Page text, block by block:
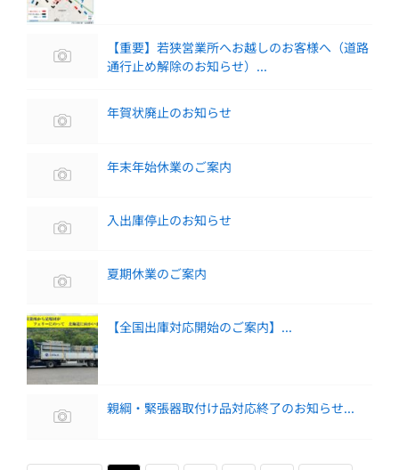
【重要】若狭営業所へお越しのお客様へ（道路
通行止め解除のお知らせ）...
年賀状廃止のお知らせ
年末年始休業のご案内
入出庫停止のお知らせ
夏期休業のご案内
【全国出庫対応開始のご案内】...
親綱・緊張器取付け品対応終了のお知らせ...